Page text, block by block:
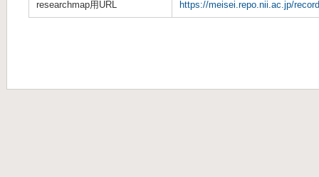
researchmap用URL https://meisei.repo.nii.ac.jp/